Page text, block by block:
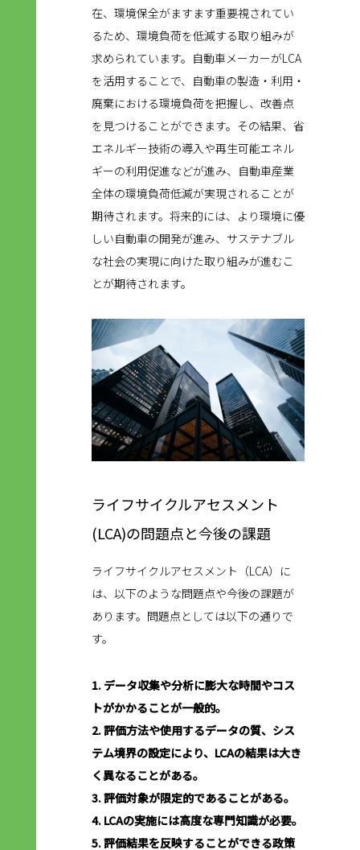
在、環境保全がますます重要視されてい
るため、環境負荷を低減する取り組みが
求められています。自動車メーカーがLCA
を活用することで、自動車の製造・利用・
廃棄における環境負荷を把握し、改善点
を見つけることができます。その結果、省
エネルギー技術の導入や再生可能エネル
ギーの利用促進などが進み、自動車産業
全体の環境負荷低減が実現されることが
期待されます。将来的には、より環境に優
しい自動車の開発が進み、サステナブル
な社会の実現に向けた取り組みが進むこ
とが期待されます。
ライフサイクルアセスメント
(LCA)の問題点と今後の課題
ライフサイクルアセスメント（LCA）に
は、以下のような問題点や今後の課題が
あります。問題点としては以下の通りで
す。
1. データ収集や分析に膨大な時間やコス
トがかかることが一般的。
2. 評価方法や使用するデータの質、シス
テム境界の設定により、LCAの結果は大き
く異なることがある。
3. 評価対象が限定的であることがある。
4. LCAの実施には高度な専門知識が必要。
5. 評価結果を反映することができる政策